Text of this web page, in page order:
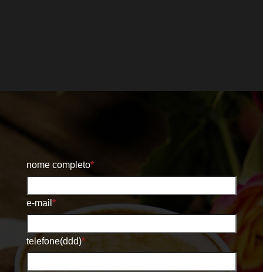
nome completo*
e-mail *
telefone(ddd)*